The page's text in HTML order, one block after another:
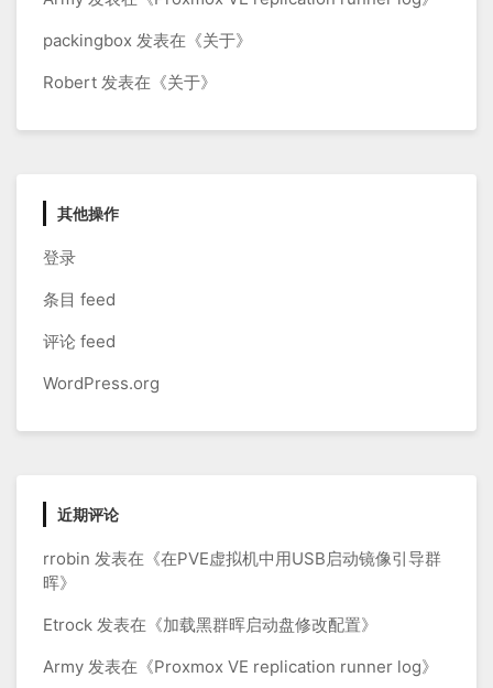
packingbox 发表在《关于》
Robert 发表在《关于》
其他操作
登录
条目 feed
评论 feed
WordPress.org
近期评论
rrobin 发表在《在PVE虚拟机中用USB启动镜像引导群
晖》
Etrock 发表在《加载黑群晖启动盘修改配置》
Army 发表在《Proxmox VE replication runner log》